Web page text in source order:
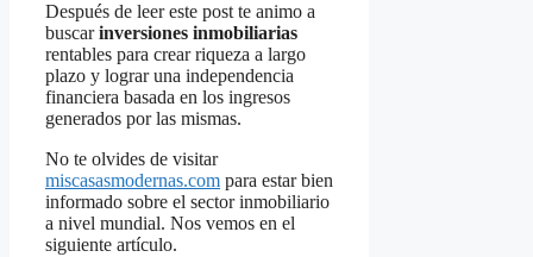
Después de leer este post te animo a
buscarinversiones inmobiliarias
rentables para crear riqueza a largo
plazo y lograr una independencia
financiera basada en los ingresos
generados por las mismas.
No te olvides de visitar
miscasasmodernas.com para estar bien
informado sobre el sector inmobiliario
a nivel mundial. Nos vemos en el
siguiente artículo.